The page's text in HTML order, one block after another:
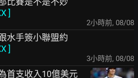
]
2小時前, 08/08
水手簽小聯盟約
]
3小時前, 08/08
首支收入10億美元